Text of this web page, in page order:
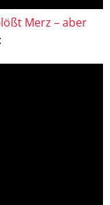
Merz – aber
: